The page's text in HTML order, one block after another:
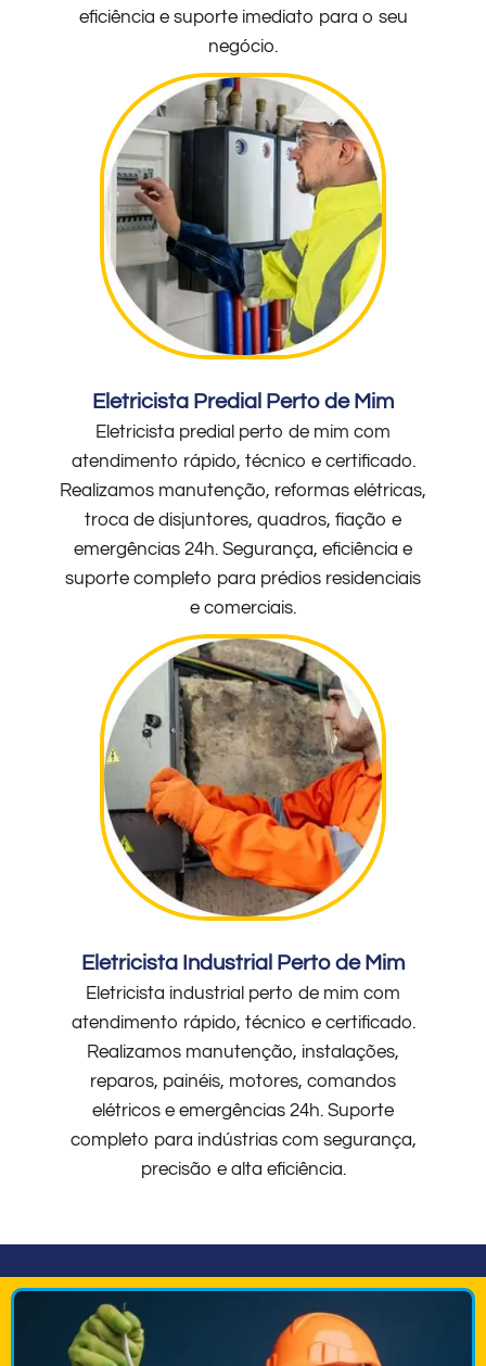
eficiência e suporte imediato para o seu
negócio.
Eletricista Predial Perto de Mim
Eletricista predial perto de mim com
atendimento rápido, técnico e certificado.
Realizamos manutenção, reformas elétricas,
troca de disjuntores, quadros, fiação e
emergências 24h. Segurança, eficiência e
suporte completo para prédios residenciais
e comerciais.
Eletricista Industrial Perto de Mim
Eletricista industrial perto de mim com
atendimento rápido, técnico e certificado.
Realizamos manutenção, instalações,
reparos, painéis, motores, comandos
elétricos e emergências 24h. Suporte
completo para indústrias com segurança,
precisão e alta eficiência.